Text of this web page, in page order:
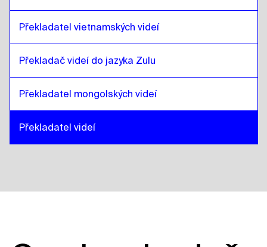
Překladatel vietnamských videí
Překladač videí do jazyka Zulu
Překladatel mongolských videí
Překladatel videí